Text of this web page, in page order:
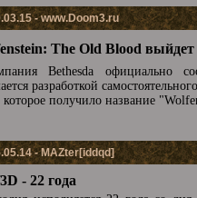
-www.Doom3.ru
The Old Blood
Bethesda официально
разработкой
которое получило название
- MAZter[iddqd]
- 22 года